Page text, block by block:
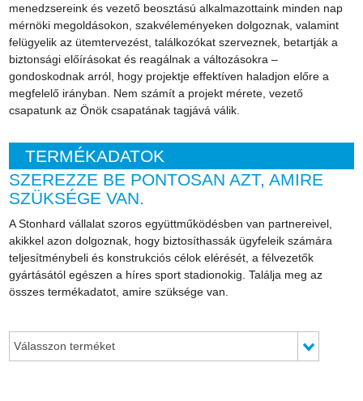
menedzsereink és vezető beosztású alkalmazottaink minden nap
mérnöki megoldásokon, szakvéleményeken dolgoznak, valamint
felügyelik az ütemtervezést, találkozókat szerveznek, betartják a
biztonsági előírásokat és reagálnak a változásokra –
gondoskodnak arról, hogy projektje effektíven haladjon előre a
megfelelő irányban. Nem számít a projekt mérete, vezető
csapatunk az Önök csapatának tagjává válik.
TERMÉKADATOK
SZEREZZE BE PONTOSAN AZT, AMIRE
SZÜKSÉGE VAN.
A Stonhard vállalat szoros együttműködésben van partnereivel,
akikkel azon dolgoznak, hogy biztosíthassák ügyfeleik számára
teljesítménybeli és konstrukciós célok elérését, a félvezetők
gyártásától egészen a híres sport stadionokig. Találja meg az
összes termékadatot, amire szüksége van.
Válasszon terméket